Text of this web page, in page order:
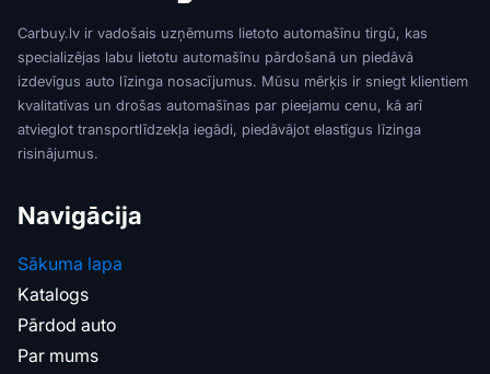
Carbuy.lv ir vadošais uzņēmums lietoto automašīnu tirgū, kas
specializējas labu lietotu automašīnu pārdošanā un piedāvā
izdevīgus auto līzinga nosacījumus. Mūsu mērķis ir sniegt klientiem
kvalitatīvas un drošas automašīnas par pieejamu cenu, kā arī
atvieglot transportlīdzekļa iegādi, piedāvājot elastīgus līzinga
risinājumus.
Navigācija
Sākuma lapa
Katalogs
Pārdod auto
Par mums